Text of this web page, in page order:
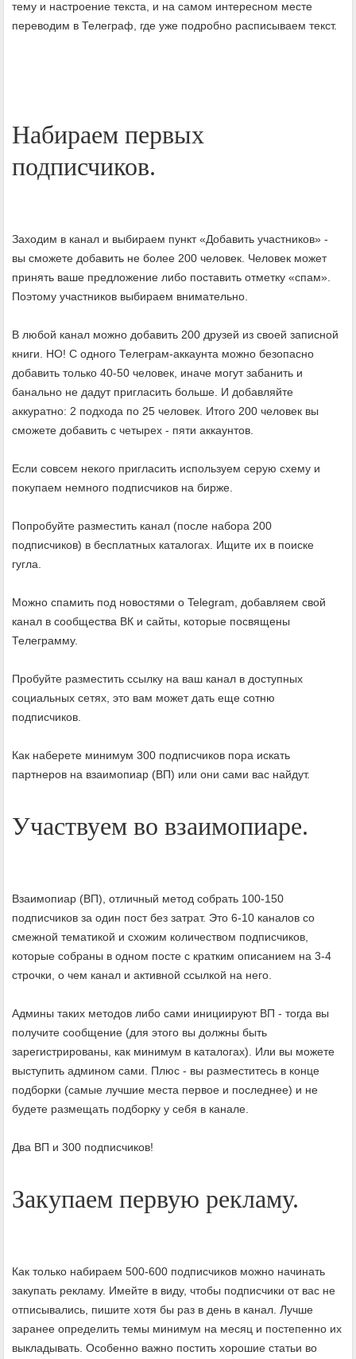
тему и настроение текста, и на самом интересном месте
переводим в Телеграф, где уже подробно расписываем текст.
Набираем первых
подписчиков.
Заходим в канал и выбираем пункт «Добавить участников» -
вы сможете добавить не более 200 человек. Человек может
принять ваше предложение либо поставить отметку «спам».
Поэтому участников выбираем внимательно.
В любой канал можно добавить 200 друзей из своей записной
книги. НО! С одного Телеграм-аккаунта можно безопасно
добавить только 40-50 человек, иначе могут забанить и
банально не дадут пригласить больше. И добавляйте
аккуратно: 2 подхода по 25 человек. Итого 200 человек вы
сможете добавить с четырех - пяти аккаунтов.
Если совсем некого пригласить используем серую схему и
покупаем немного подписчиков на бирже.
Попробуйте разместить канал (после набора 200
подписчиков) в бесплатных каталогах. Ищите их в поиске
гугла.
Можно спамить под новостями о Telegram, добавляем свой
канал в сообщества ВК и сайты, которые посвящены
Телеграмму.
Пробуйте разместить ссылку на ваш канал в доступных
социальных сетях, это вам может дать еще сотню
подписчиков.
Как наберете минимум 300 подписчиков пора искать
партнеров на взаимопиар (ВП) или они сами вас найдут.
Участвуем во взаимопиаре.
Взаимопиар (ВП), отличный метод собрать 100-150
подписчиков за один пост без затрат. Это 6-10 каналов со
смежной тематикой и схожим количеством подписчиков,
которые собраны в одном посте с кратким описанием на 3-4
строчки, о чем канал и активной ссылкой на него.
Админы таких методов либо сами инициируют ВП - тогда вы
получите сообщение (для этого вы должны быть
зарегистрированы, как минимум в каталогах). Или вы можете
выступить админом сами. Плюс - вы разместитесь в конце
подборки (самые лучшие места первое и последнее) и не
будете размещать подборку у себя в канале.
Два ВП и 300 подписчиков!
Закупаем первую рекламу.
Как только набираем 500-600 подписчиков можно начинать
закупать рекламу. Имейте в виду, чтобы подписчики от вас не
отписывались, пишите хотя бы раз в день в канал. Лучше
заранее определить темы минимум на месяц и постепенно их
выкладывать. Особенно важно постить хорошие статьи во